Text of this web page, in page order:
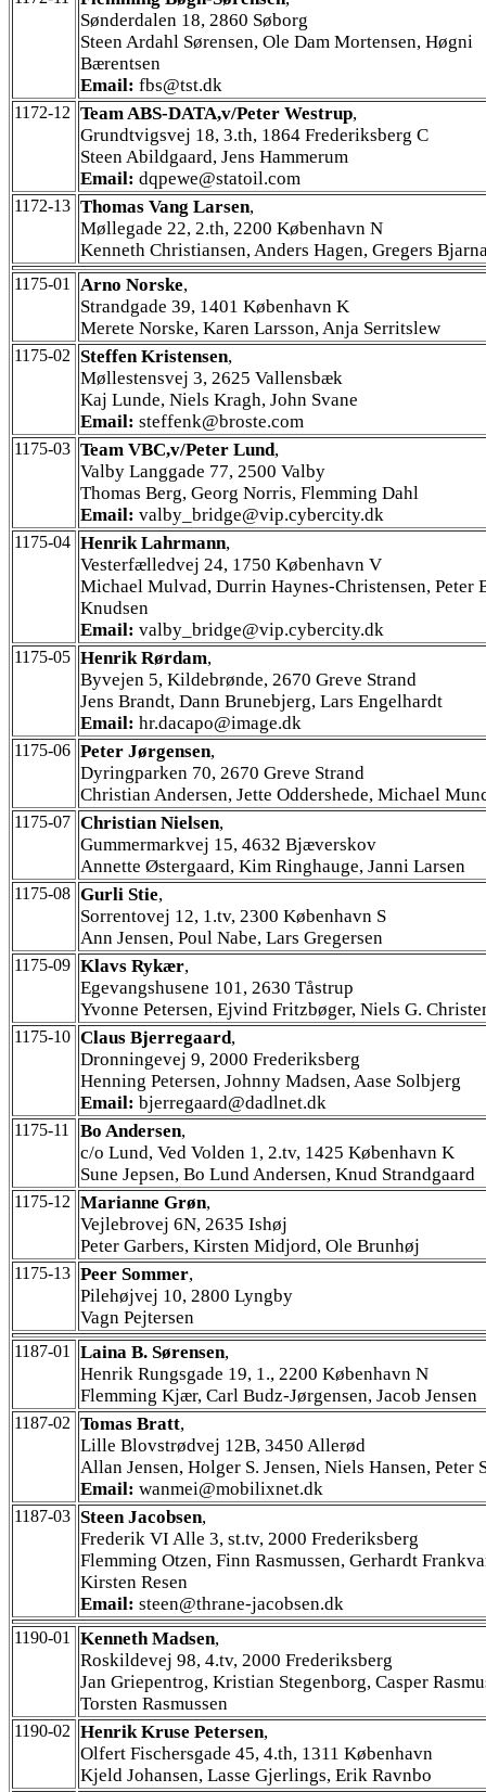
Sønderdalen 18, 2860 Søborg
Steen Ardahl Sørensen, Ole Dam Mortensen, Høgni
Bærentsen
Email: fbs@tst.dk
1172-12 Team ABS-DATA,v/Peter Westrup,
Grundtvigsvej 18, 3.th, 1864 Frederiksberg C
Steen Abildgaard, Jens Hammerum
Email: dqpewe@statoil.com
1172-13 Thomas Vang Larsen,
Møllegade 22, 2.th, 2200 København N
Kenneth Christiansen, Anders Hagen, Gregers
1175-01 Arno Norske,
Strandgade 39, 1401 København K
Merete Norske, Karen Larsson, Anja Serritslew
1175-02 Steffen Kristensen,
Møllestensvej 3, 2625 Vallensbæk
Kaj Lunde, Niels Kragh, John Svane
Email: steffenk@broste.com
1175-03 Team VBC,v/Peter Lund,
Valby Langgade 77, 2500 Valby
Thomas Berg, Georg Norris, Flemming Dahl
Email: valby_bridge@vip.cybercity.dk
1175-04 Henrik Lahrmann,
Vesterfælledvej 24, 1750 København V
Michael Mulvad, Durrin Haynes-Christensen, Peter
Knudsen
Email: valby_bridge@vip.cybercity.dk
1175-05 Henrik Rørdam,
Byvejen 5, Kildebrønde, 2670 Greve Strand
Jens Brandt, Dann Brunebjerg, Lars Engelhardt
Email: hr.dacapo@image.dk
1175-06 Peter Jørgensen,
Dyringparken 70, 2670 Greve Strand
Christian Andersen, Jette Oddershede, Michael
1175-07 Christian Nielsen,
Gummermarkvej 15, 4632 Bjæverskov
Annette Østergaard, Kim Ringhauge, Janni Larsen
1175-08 Gurli Stie,
Sorrentovej 12, 1.tv, 2300 København S
Ann Jensen, Poul Nabe, Lars Gregersen
1175-09 Klavs Rykær,
Egevangshusene 101, 2630 Tåstrup
Yvonne Petersen, Ejvind Fritzbøger, Niels G.
1175-10 Claus Bjerregaard,
Dronningevej 9, 2000 Frederiksberg
Henning Petersen, Johnny Madsen, Aase Solbjerg
Email: bjerregaard@dadlnet.dk
1175-11 Bo Andersen,
c/o Lund, Ved Volden 1, 2.tv, 1425 København K
Sune Jepsen, Bo Lund Andersen, Knud Strandgaard
1175-12 Marianne Grøn,
Vejlebrovej 6N, 2635 Ishøj
Peter Garbers, Kirsten Midjord, Ole Brunhøj
1175-13 Peer Sommer,
Pilehøjvej 10, 2800 Lyngby
Vagn Pejtersen
1187-01 Laina B. Sørensen,
Henrik Rungsgade 19, 1., 2200 København N
Flemming Kjær, Carl Budz-Jørgensen, Jacob Jensen
1187-02 Tomas Bratt,
Lille Blovstrødvej 12B, 3450 Allerød
Allan Jensen, Holger S. Jensen, Niels Hansen, Peter
Email: wanmei@mobilixnet.dk
1187-03 Steen Jacobsen,
Frederik VI Alle 3, st.tv, 2000 Frederiksberg
Flemming Otzen, Finn Rasmussen, Gerhardt
Kirsten Resen
Email: steen@thrane-jacobsen.dk
1190-01 Kenneth Madsen,
Roskildevej 98, 4.tv, 2000 Frederiksberg
Jan Griepentrog, Kristian Stegenborg, Casper
Torsten Rasmussen
1190-02 Henrik Kruse Petersen,
Olfert Fischersgade 45, 4.th, 1311 København
Kjeld Johansen, Lasse Gjerlings, Erik Ravnbo